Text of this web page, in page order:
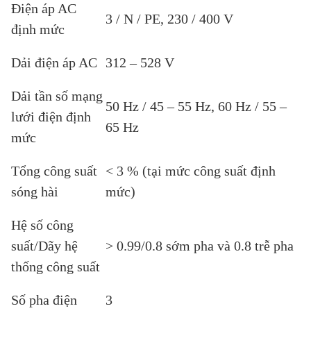
Điện áp AC
định mức
3 / N / PE, 230 / 400 V
Dải điện áp AC 312 – 528 V
Dải tần số mạng
lưới điện định
mức
50 Hz / 45 – 55 Hz, 60 Hz / 55 –
65 Hz
Tổng công suất
sóng hài
< 3 % (tại mức công suất định
mức)
Hệ số công
suất/Dãy hệ
thống công suất
> 0.99/0.8 sớm pha và 0.8 trễ pha
Số pha điện 3